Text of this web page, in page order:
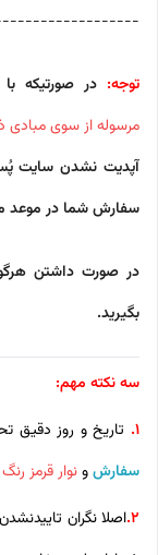
توجه: در صورتیکه
مرسوله از سوی مبادی
آپدیت نشدن سایت
سفارش شما در موعد
در صورت داشتن
بگیرید.
سه نکته مهم:
1. تاریخ و روز
سفارشونوار قرمز رنگ
2.اصلا نگران